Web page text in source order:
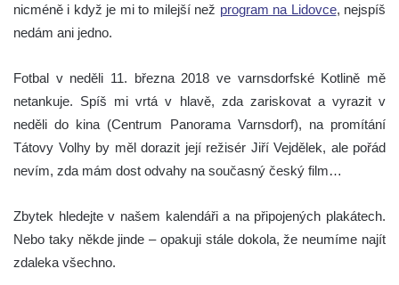
nicméně i když je mi to milejší než program na Lidovce, nejspíš
nedám ani jedno.
Fotbal v neděli 11. března 2018 ve varnsdorfské Kotlině mě
netankuje. Spíš mi vrtá v hlavě, zda zariskovat a vyrazit v
neděli do kina (Centrum Panorama Varnsdorf), na promítání
Tátovy Volhy by měl dorazit její režisér Jiří Vejdělek, ale pořád
nevím, zda mám dost odvahy na současný český film…
Zbytek hledejte v našem kalendáři a na připojených plakátech.
Nebo taky někde jinde – opakuji stále dokola, že neumíme najít
zdaleka všechno.